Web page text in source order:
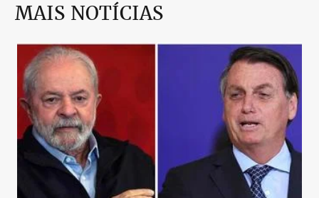
MAIS NOTÍCIAS